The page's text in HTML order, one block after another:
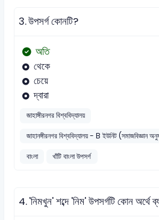
3.উপসর্গ কোনটি?
অতি
থেকে
চেয়ে
দ্বারা
জাহাঙ্গীরনগর বিশ্ববিদ্যালয়
জাহানঙ্গীরনগর বিশ্ববিদ্যালয় - B ইউনিট (সমাজবিজ্ঞান
বাংলা
খাঁটি বাংলা উপসর্গ
4.'নিমখুন' শব্দে 'নিম' উপসর্গটি কোন অর্থে